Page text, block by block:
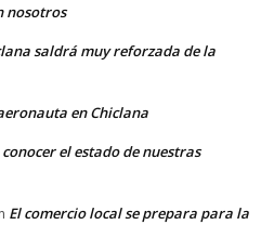
nosotros
saldrá muy reforzada de la
en Chiclana
el estado de nuestras
El comercio local se prepara para la